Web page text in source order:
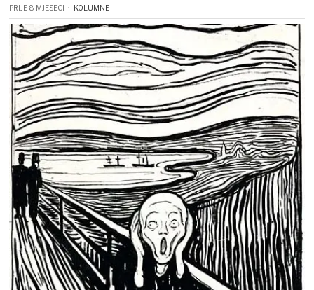
PRIJE 8 MJESECI KOLUMNE